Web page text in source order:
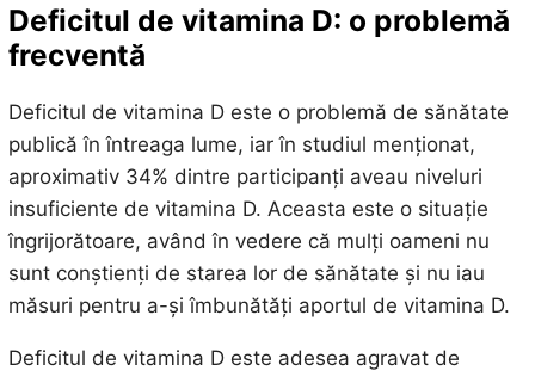
Deficitul de vitamina D: o problemă
frecventă
Deficitul de vitamina D este o problemă de sănătate
publică în întreaga lume, iar în studiul menționat,
aproximativ 34% dintre participanți aveau niveluri
insuficiente de vitamina D. Aceasta este o situație
îngrijorătoare, având în vedere că mulți oameni nu
sunt conștienți de starea lor de sănătate și nu iau
măsuri pentru a-și îmbunătăți aportul de vitamina D.
Deficitul de vitamina D este adesea agravat de